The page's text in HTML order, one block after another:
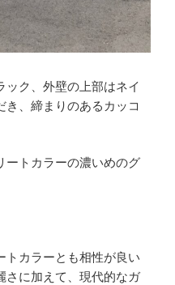
ック、外壁の上部はネイ
き、締まりのあるカッコ
ートカラーの濃いめのグ
トカラーとも相性が良い
さに加えて、現代的なガ